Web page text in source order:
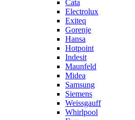
Cata
Electrolux
Exiteq
Gorenje
Hansa
Hotpoint
Indesit
Maunfeld
Midea
Samsung
Siemens
Weissgauff
Whirlpool